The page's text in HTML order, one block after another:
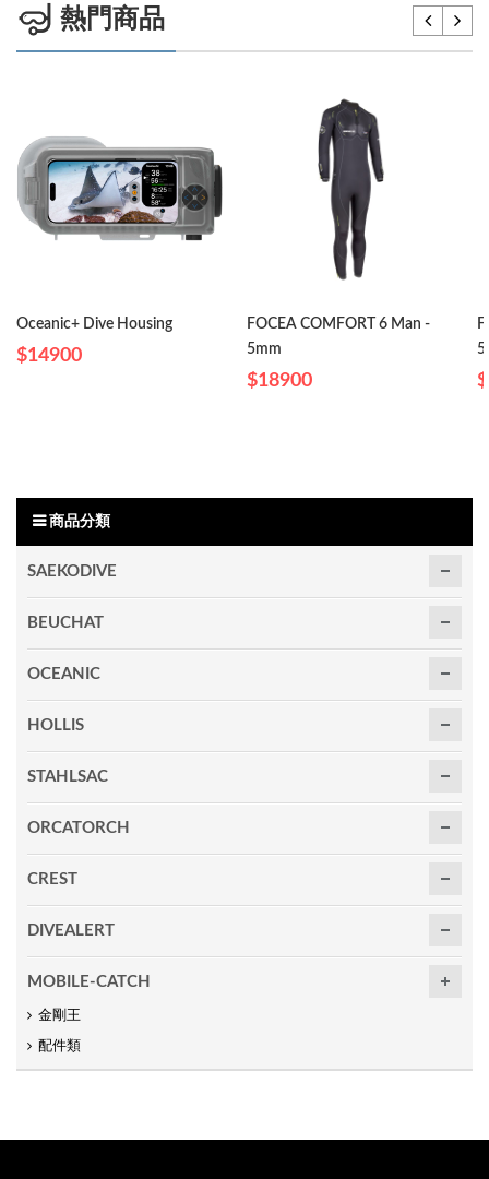
熱門商品
Oceanic+ Dive Housing
$14900
FOCEA COMFORT 6 Man -
5mm
$18900
商品分類
SAEKODIVE
BEUCHAT
OCEANIC
HOLLIS
STAHLSAC
ORCATORCH
CREST
DIVEALERT
MOBILE-CATCH
金剛王
配件類